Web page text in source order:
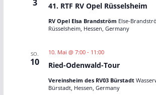
3 41. RTF RV Opel Rüsselsheim
RV Opel Elsa Brandström Else-
Rüsselsheim, Hessen, Germany
SO.
10 Ried-Odenwald-Tour
10. Mai @ 7:00 - 11:00
Vereinsheim des RV03 Bürstadt
Bürstadt, Hessen, Germany